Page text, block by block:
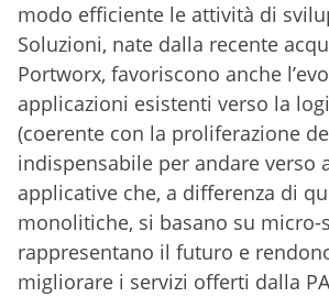
modo efficiente le attività di
Soluzioni, nate dalla recente
Portworx, favoriscono anche
applicazioni esistenti verso la
(coerente con la proliferazione
indispensabile per andare verso
applicative che, a differenza di
monolitiche, si basano su micro-
rappresentano il futuro e
migliorare i servizi offerti dalla